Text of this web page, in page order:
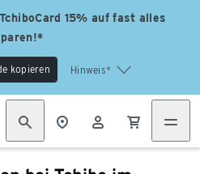
15% auf fast alles
kopieren Hinweis*